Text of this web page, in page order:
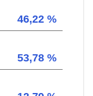
46,22 %
53,78 %